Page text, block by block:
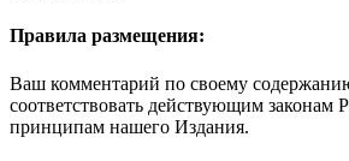
Правила размещения:
Ваш комментарий по своему
соответствовать действующим законам
принципам нашего Издания.